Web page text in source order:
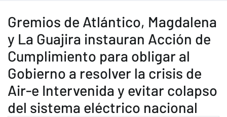
Gremios de Atlántico, Magdalena
y La Guajira instauran Acción de
Cumplimiento para obligar al
Gobierno a resolver la crisis de
Air-e Intervenida y evitar colapso
del sistema eléctrico nacional